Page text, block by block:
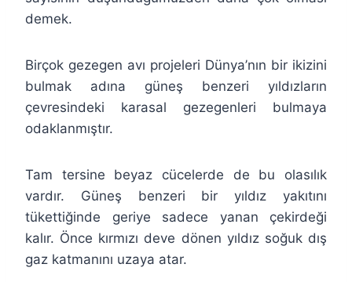
demek.
Birçok gezegen avı projeleri Dünya’nın bir ikizini
bulmak adına güneş benzeri yıldızların
çevresindeki karasal gezegenleri bulmaya
odaklanmıştır.
Tam tersine beyaz cücelerde de bu olasılık
vardır. Güneş benzeri bir yıldız yakıtını
tükettiğinde geriye sadece yanan çekirdeği
kalır. Önce kırmızı deve dönen yıldız soğuk dış
gaz katmanını uzaya atar.